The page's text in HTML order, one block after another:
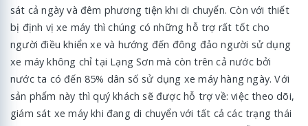
sát cả ngày và đêm phương tiện khi di chuyển. Còn với thiết
bị định vị xe máy thì chúng có những hỗ trợ rất tốt cho
người điều khiển xe và hướng đến đông đảo người sử dụng
xe máy không chỉ tại Lạng Sơn mà còn trên cả nước bởi
nước ta có đến 85% dân số sử dụng xe máy hàng ngày. Với
sản phẩm này thì quý khách sẽ được hỗ trợ về: việc theo dõi,
giám sát xe máy khi đang di chuyển với tất cả các trạng thái